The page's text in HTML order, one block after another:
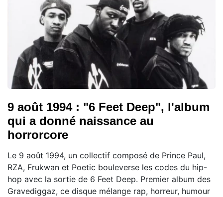
9 août 1994 : "6 Feet Deep", l'album
qui a donné naissance au
horrorcore
Le 9 août 1994, un collectif composé de Prince Paul,
RZA, Frukwan et Poetic bouleverse les codes du hip-
hop avec la sortie de 6 Feet Deep. Premier album des
Gravediggaz, ce disque mélange rap, horreur, humour